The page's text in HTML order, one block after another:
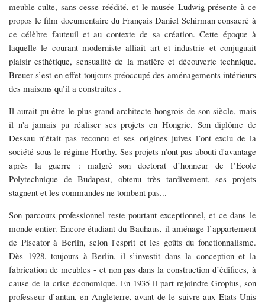
meuble culte, sans cesse réédité, et le musée Ludwig présente à ce
propos le film documentaire du Français Daniel Schirman consacré à
ce célèbre fauteuil et au contexte de sa création. Cette époque à
laquelle le courant moderniste alliait art et industrie et conjuguait
plaisir esthétique, sensualité de la matière et découverte technique.
Breuer s’est en effet toujours préoccupé des aménagements intérieurs
des maisons qu’il a construites .
Il aurait pu être le plus grand architecte hongrois de son siècle, mais
il n'a jamais pu réaliser ses projets en Hongrie. Son diplôme de
Dessau n’était pas reconnu et ses origines juives l’ont exclu de la
société sous le régime Horthy. Ses projets n’ont pas abouti d'avantage
après la guerre : malgré son doctorat d’honneur de l’Ecole
Polytechnique de Budapest, obtenu très tardivement, ses projets
stagnent et les commandes ne tombent pas...
Son parcours professionnel reste pourtant exceptionnel, et ce dans le
monde entier. Encore étudiant du Bauhaus, il aménage l’appartement
de Piscator à Berlin, selon l'esprit et les goûts du fonctionnalisme.
Dès 1928, toujours à Berlin, il s’investit dans la conception et la
fabrication de meubles - et non pas dans la construction d’édifices, à
cause de la crise économique. En 1935 il part rejoindre Gropius, son
professeur d’antan, en Angleterre, avant de le suivre aux Etats-Unis